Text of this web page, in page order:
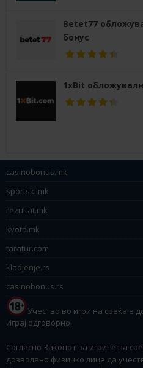
Betet77
бонус
1xBit
casinobonus.mk
sportski.mk
rezultat.mk
kvota.mk
taratur.com
kladjenje.rs
casinobonus.rs
Учество во игри на среќа е
Играј одговорно!
Согласно Законот за игрите на
дозволено физичко лице да